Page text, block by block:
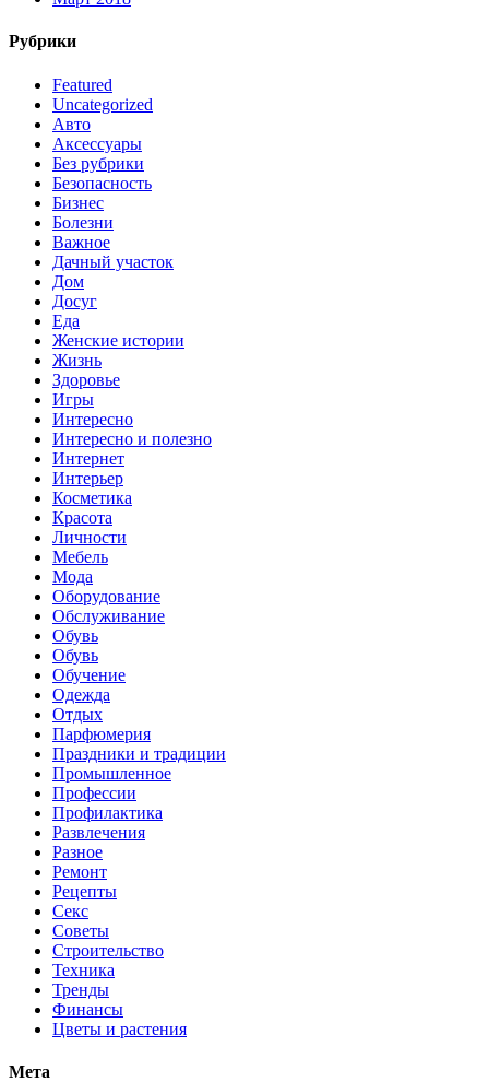
Рубрики
Featured
Uncategorized
Авто
Аксессуары
Без рубрики
Безопасность
Бизнес
Болезни
Важное
Дачный участок
Дом
Досуг
Еда
Женские истории
Жизнь
Здоровье
Игры
Интересно
Интересно и полезно
Интернет
Интерьер
Косметика
Красота
Личности
Мебель
Мода
Оборудование
Обслуживание
Обувь
Обувь
Обучение
Одежда
Отдых
Парфюмерия
Праздники и традиции
Промышленное
Профессии
Профилактика
Развлечения
Разное
Ремонт
Рецепты
Секс
Советы
Строительство
Техника
Тренды
Финансы
Цветы и растения
Мета